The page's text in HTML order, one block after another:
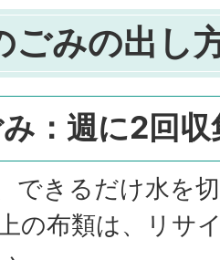
ごみの出し
：週に2回収
できるだけ水を
の布類は、リサ